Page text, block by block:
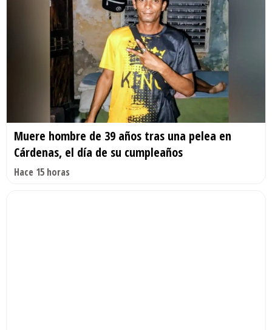
Muere hombre de 39 años tras una pelea en
Cárdenas, el día de su cumpleaños
Hace 15 horas